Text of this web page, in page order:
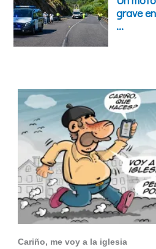
Cariño, me voy a la iglesia